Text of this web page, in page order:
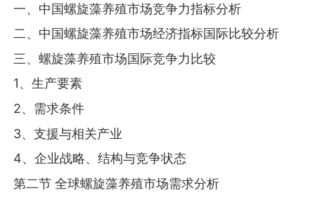
一、中国螺旋藻养殖市场竞争力指标分析
二、中国螺旋藻养殖市场经济指标国际比较分析
三、螺旋藻养殖市场国际竞争力比较
1、生产要素
2、需求条件
3、支援与相关产业
4、企业战略、结构与竞争状态
第二节 全球螺旋藻养殖市场需求分析